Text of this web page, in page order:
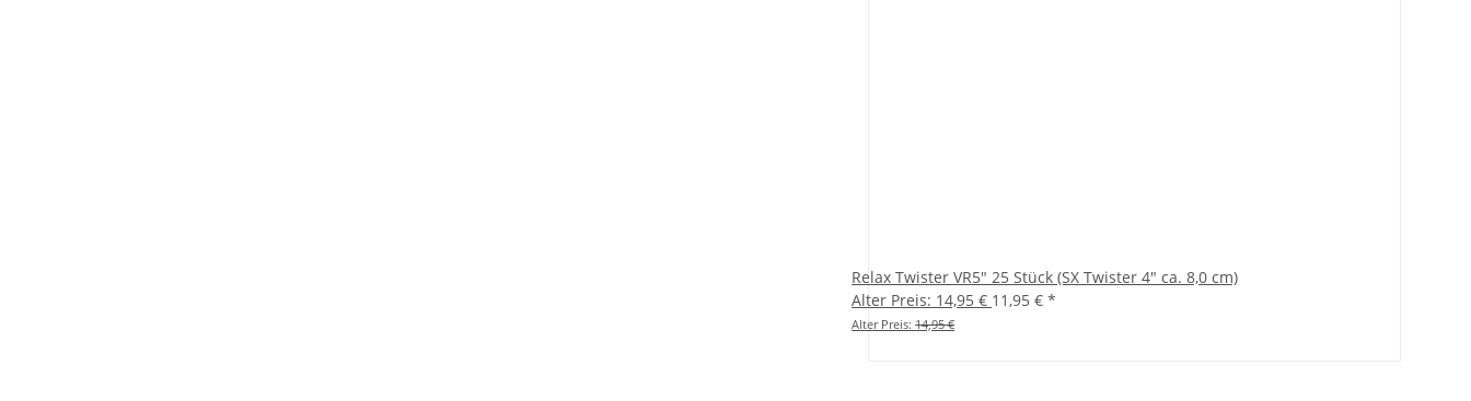
Relax Twister VR5" 25 Stück (SX Twister 4" ca. 8,0 cm)
Alter Preis: 14,95 € 11,95 €*
Alter Preis:14,95 €